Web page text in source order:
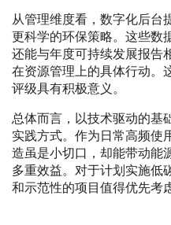
从管理维度看，数字化后台
更科学的环保策略。这些数
还能与年度可持续发展报告
在资源管理上的具体行动。
评级具有积极意义。
总体而言，以技术驱动的基
实践方式。作为日常高频使
造虽是小切口，却能带动能
多重效益。对于计划实施低
和示范性的项目值得优先考